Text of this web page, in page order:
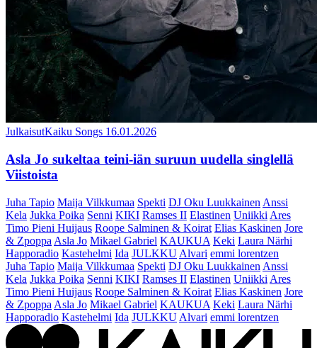
JulkaisutKaiku Songs 16.01.2026
Asla Jo sukeltaa teini-iän suruun uudella singlellä
Viistoista
Juha Tapio Maija Vilkkumaa Spekti DJ Oku Luukkainen Anssi
Kela Jukka Poika Senni KIKI Ramses II Elastinen Uniikki Ares
Timo Pieni Huijaus Roope Salminen & Koirat Elias Kaskinen Jore
& Zpoppa Asla Jo Mikael Gabriel KAUKUA Keki Laura Närhi
Happoradio Kastehelmi Ida JULKKU Alvari emmi lorentzen
Juha Tapio Maija Vilkkumaa Spekti DJ Oku Luukkainen Anssi
Kela Jukka Poika Senni KIKI Ramses II Elastinen Uniikki Ares
Timo Pieni Huijaus Roope Salminen & Koirat Elias Kaskinen Jore
& Zpoppa Asla Jo Mikael Gabriel KAUKUA Keki Laura Närhi
Happoradio Kastehelmi Ida JULKKU Alvari emmi lorentzen